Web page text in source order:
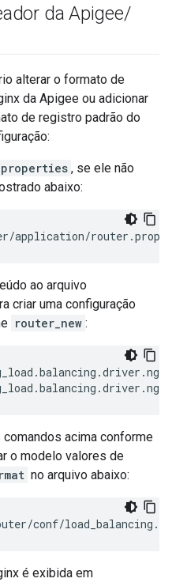
da Apigee/
alterar o formato de
da Apigee ou adicionar
de registro padrão do
, se ele não
abaixo:
application/
ao arquivo
criar uma configuração
router_new :
acima conforme
o modelo valores de
no arquivo abaixo:
conf/
é exibida em